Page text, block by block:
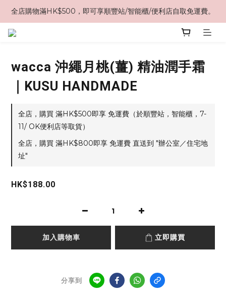
全店購物滿HK$500，即可享順豐站/智能櫃/便利店自取免運費。
wacca 沖繩月桃(薑) 精油潤手霜
｜KUSU HANDMADE
全店，購買 滿HK$500即享 免運費（於順豐站，智能櫃，7-
11/ OK便利店等取貨）
全店，購買 滿HK$800即享 免運費 直送到 "辦公室／住宅地
址"
HK$188.00
加入購物車 立即購買
分享到